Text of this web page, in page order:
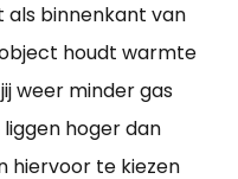
als binnenkant van
houdt warmte
weer minder gas
hoger dan
hiervoor te kiezen